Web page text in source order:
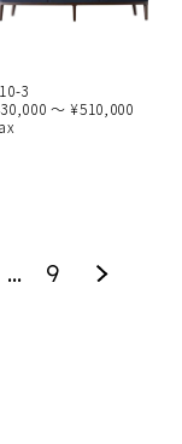
3
～ ¥510,000
… 9